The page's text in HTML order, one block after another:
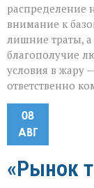
распределение
внимание к
лишние траты, а
благополучие
условия в жару
ответственно
08
АВГ
«Рынок